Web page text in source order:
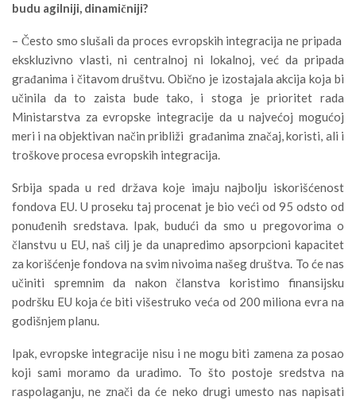
budu agilniji, dinamičniji?
– Često smo slušali da proces evropskih integracija ne pripada
ekskluzivno vlasti, ni centralnoj ni lokalnoj, već da pripada
građanima i čitavom društvu. Obično je izostajala akcija koja bi
učinila da to zaista bude tako, i stoga je prioritet rada
Ministarstva za evropske integracije da u najvećoj mogućoj
meri i na objektivan način približi građanima značaj, koristi, ali i
troškove procesa evropskih integracija.
Srbija spada u red država koje imaju najbolju iskorišćenost
fondova EU. U proseku taj procenat je bio veći od 95 odsto od
ponuđenih sredstava. Ipak, budući da smo u pregovorima o
članstvu u EU, naš cilj je da unapredimo apsorpcioni kapacitet
za korišćenje fondova na svim nivoima našeg društva. To će nas
učiniti spremnim da nakon članstva koristimo finansijsku
podršku EU koja će biti višestruko veća od 200 miliona evra na
godišnjem planu.
Ipak, evropske integracije nisu i ne mogu biti zamena za posao
koji sami moramo da uradimo. To što postoje sredstva na
raspolaganju, ne znači da će neko drugi umesto nas napisati